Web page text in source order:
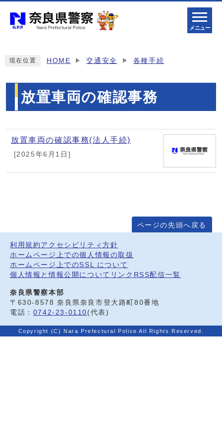
メニュー
現在位置 HOME 交通安全 各種手続
放置車両の確認事務
メインメニュー
放置車両の確認事務(法人手続)
[2025年6月1日]
ページの先頭へ戻る
利用規約 アクセシビリティ方針
ホームページ上での個人情報の取扱
ホームページ上でのSSL について
個人情報と情報公開について リンク RSS配信一覧
奈良県警察本部
〒630-8578 奈良県奈良市登大路町80番地
電話： 0742-23-0110 (代表)
Copyright (C) Nara Prefectural Police All Rights Reserved.